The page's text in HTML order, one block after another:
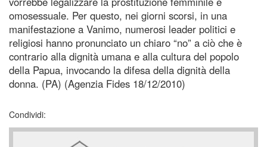
omosessuale. Per questo, nei giorni scorsi, in una
manifestazione a Vanimo, numerosi leader politici e
religiosi hanno pronunciato un chiaro “no” a ciò che è
contrario alla dignità umana e alla cultura del popolo
della Papua, invocando la difesa della dignità della
donna. (PA) (Agenzia Fides 18/12/2010)
Condividi: